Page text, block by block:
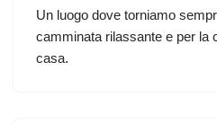
Un luogo dove torniamo
camminata rilassante e per la
casa.